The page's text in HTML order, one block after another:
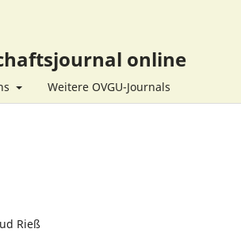
online
Weitere OVGU-Journals
Rieß